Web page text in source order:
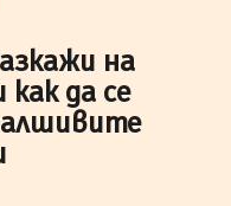
на
да се